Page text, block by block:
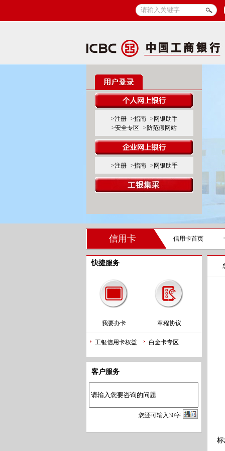
>注册 >指南
>网银助手
>安全专区
>防范假网站
>注册 >指南 >网银助手
信用卡 信用卡首页
快捷服务
我要办卡 章程协议
工银信用卡权益 白金卡专区
客户服务
您还可输入30字
标